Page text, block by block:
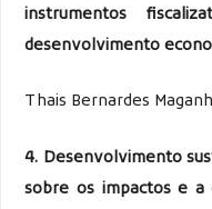
instrumentos
desenvolvimento
Thais Bernardes
4. Desenvolvimento
sobre os impactos e a